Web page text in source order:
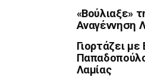
«Βούλιαξε»
Αναγέννηση
Γιορτάζει με
Λαμίας